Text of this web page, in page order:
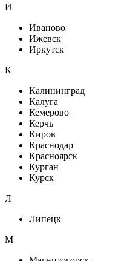
И
Иваново
Ижевск
Иркутск
К
Калининград
Калуга
Кемерово
Керчь
Киров
Краснодар
Красноярск
Курган
Курск
Л
Липецк
М